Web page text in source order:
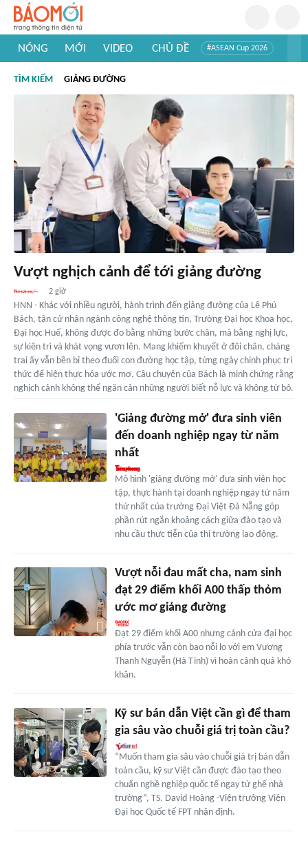
NÓNG MỚI VIDEO CHỦ ĐỀ #ASEAN Cup 2026
#Khám phá thế giới
TÌM KIẾM GIẢNG ĐƯỜNG
Vượt nghịch cảnh để tới giảng đường
2 giờ
HNN - Khác với nhiều người, hành trình đến giảng đường của Lê Phú
Bách, tân cử nhân ngành công nghệ thông tin, Trường Đại học Khoa học,
Đại học Huế, không được đo bằng những bước chân, mà bằng nghị lực,
sự kiên trì và khát vọng vươn lên. Mang khiếm khuyết ở đôi chân, chàng
trai ấy vẫn bền bỉ theo đuổi con đường học tập, từng ngày chinh phục tri
thức để hiện thực hóa ước mơ. Câu chuyện của Bách là minh chứng rằng
nghịch cảnh không thể ngăn cản những người biết nỗ lực và không từ bỏ.
'Giảng đường mở' đưa sinh viên
đến doanh nghiệp ngay từ năm
nhất
Mô hình 'giảng đường mở' đưa sinh viên học
tập, thực hành tại doanh nghiệp ngay từ năm
thứ nhất của trường Đại Việt Đà Nẵng góp
phần rút ngắn khoảng cách giữa đào tạo và
nhu cầu thực tiễn của thị trường lao động.
Vượt nỗi đau mất cha, nam sinh
đạt 29 điểm khối A00 thấp thỏm
ước mơ giảng đường
Đạt 29 điểm khối A00 nhưng cánh cửa đại học
phía trước vẫn còn bao nỗi lo với em Vương
Thanh Nguyễn (Hà Tĩnh) vì hoàn cảnh quá khó
khăn.
Kỹ sư bán dẫn Việt cần gì để tham
gia sâu vào chuỗi giá trị toàn cầu?
“Muốn tham gia sâu vào chuỗi giá trị bán dẫn
toàn cầu, kỹ sư Việt cần được đào tạo theo
chuẩn nghề nghiệp quốc tế ngay từ ghế nhà
trường”, TS. David Hoàng -Viện trưởng Viện
Đại học Quốc tế FPT nhận định.